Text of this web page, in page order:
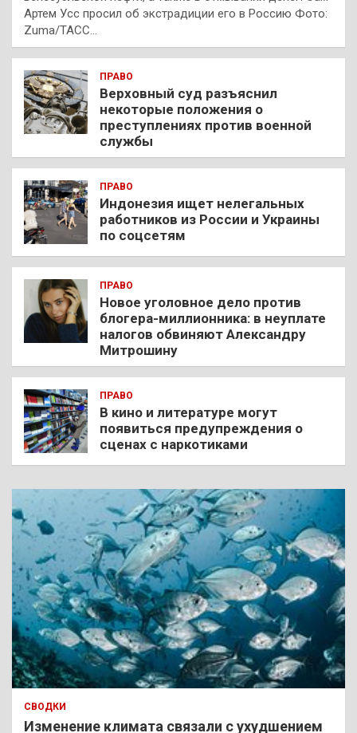
Артем Усс просил об экстрадиции его в Россию Фото:
Zuma/ТАСС…
ПРАВО
Верховный суд разъяснил
некоторые положения о
преступлениях против военной
службы
ПРАВО
Индонезия ищет нелегальных
работников из России и Украины
по соцсетям
ПРАВО
Новое уголовное дело против
блогера-миллионника: в неуплате
налогов обвиняют Александру
Митрошину
ПРАВО
В кино и литературе могут
появиться предупреждения о
сценах с наркотиками
СВОДКИ
Изменение климата связали с ухудшением